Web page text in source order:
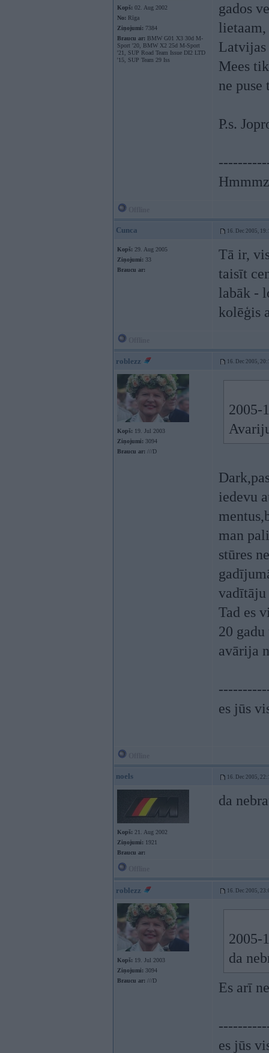
Kopš: 02. Aug 2002
No: Rīga
Ziņojumi: 7384
Braucu ar: BMW G01 X3 30d M-
Sport '20, BMW X2 25d M-Sport
'21, SUP Road Team Issue DI2 LTD
'15, SUP Team 29 Iss
gados
Latvijas
Mees
ne
P.s.
Cunca 16. Dec 2005,
Kopš: 29. Aug 2005
Ziņojumi: 33
Braucu ar:
Tā ir,
taisīt
labāk -
kolēģis
roblezz 16. Dec 2005,
Kopš: 19. Jul 2003
Ziņojumi: 3094
Braucu ar: ///D
2005-
iedevu
man
stūres
vadītāju
Tad es
20
avārija
es jūs
noels 16. Dec 2005,
Kopš: 21. Aug 2002
Ziņojumi: 1921
Braucu ar:
da
roblezz 16. Dec 2005,
Kopš: 19. Jul 2003
Ziņojumi: 3094
Braucu ar: ///D
2005-
da
Es arī
es jūs